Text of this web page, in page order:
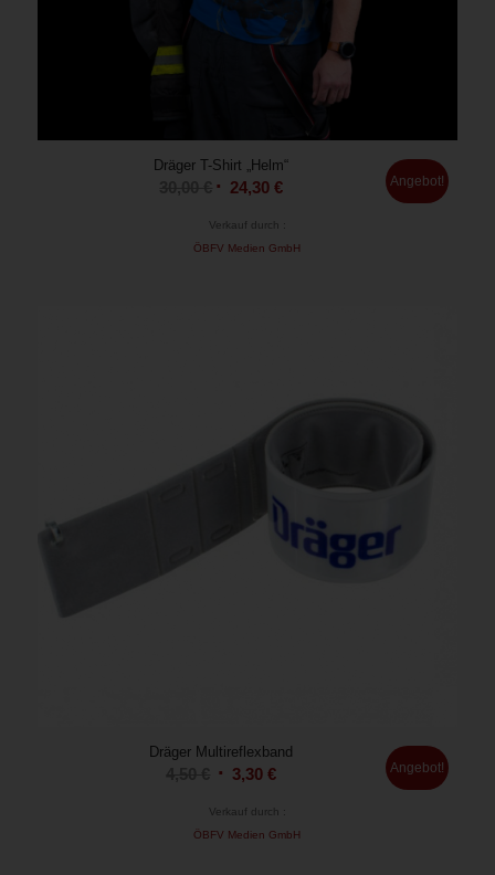
Dräger T-Shirt „Helm“
24,30€ Angebot!
Verkauf durch :
ÖBFV Medien GmbH
Dräger Multireflexband
Ursprünglicher
3,30€Aktueller
Angebot!
Verkauf durch :
ÖBFV Medien GmbH